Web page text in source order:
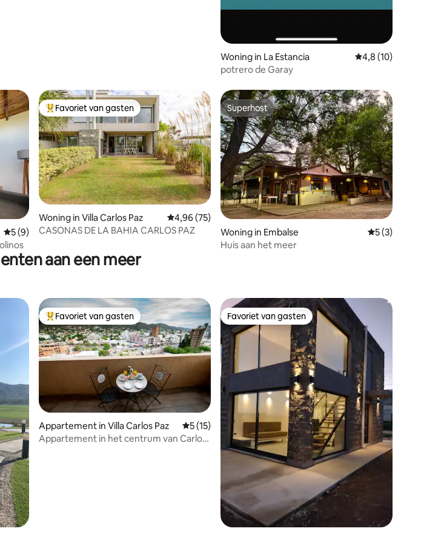
Woning in La Estancia Gemiddelde
4,8 (10)
potrero de Garay
Gemiddelde beoordeling van 5 uit 5, 9 recensies
5 (9)
Topfavoriet van gasten
Favoriet van gasten
Woning in Villa Carlos Paz Gemiddelde beoordeling van 4,96 uit 5, 75 recensies
4,96 (75)
CASONAS DE LA BAHIA CARLOS PAZ
Superhost
Superhost
Woning in Embalse Gemiddelde
5 (3)
Huis aan het meer
aan een meer
Topfavoriet van gasten
Favoriet van gasten
Appartement in Villa Carlos Paz Gemiddelde beoordeling van 5 uit 5, 15 recensies
5 (15)
Appartement in het centrum van Carlos
Favoriet van gasten
Favoriet van gasten